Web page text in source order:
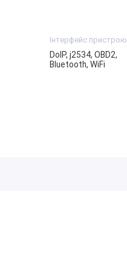
Інтерфейс пристрою
DoIP, j2534, OBD2,
Bluetooth, WiFi